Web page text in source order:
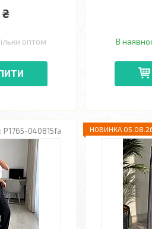
оптом В
P1765-040815fa НОВИНКА